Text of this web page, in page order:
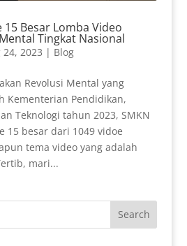
15 Besar Lomba Video
Tingkat Nasional
24, 2023 | Blog
Revolusi Mental yang
Kementerian Pendidikan,
Teknologi tahun 2023, SMKN
15 besar dari 1049 vidoe
tema video yang adalah
mari...